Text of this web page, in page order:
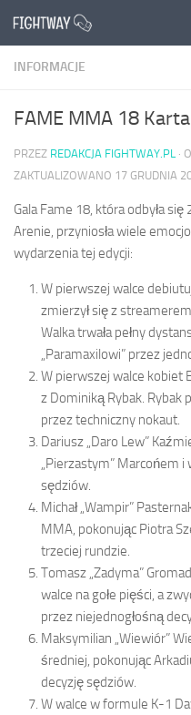
Przejdź do treści
INFORMACJE
FAME MMA 18
PRZEZ REDAKCJA FIGHTWAY.PL ·
ZAKTUALIZOWANO 17 GRUDNIA
Gala Fame 18, która odbyła
Arenie, przyniosła wiele
wydarzenia tej edycji:
W pierwszej walce
zmierzył się z
Walka trwała pełny
„Paramaxilowi” przez
W pierwszej walce kobiet
z Dominiką Rybak. Rybak
przez techniczny nokaut.
Dariusz „Daro Lew”
„Pierzastym” Marcońem i
sędziów.
Michał „Wampir”
MMA, pokonując Piotra
trzeciej rundzie.
Tomasz „Zadyma”
walce na gołe pięści, a
przez niejednogłośną
Maksymilian „Wiewiór”
średniej, pokonując
decyzję sędziów.
W walce w formule K-1